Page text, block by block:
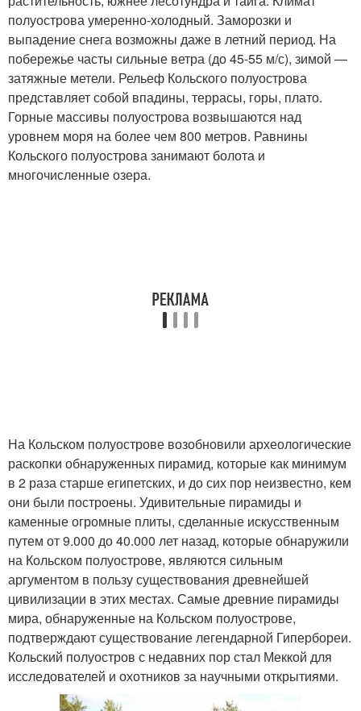
полуострова умеренно-холодный. Заморозки и
выпадение снега возможны даже в летний период. На
побережье часты сильные ветра (до 45-55 м/с), зимой —
затяжные метели. Рельеф Кольского полуострова
представляет собой впадины, террасы, горы, плато.
Горные массивы полуострова возвышаются над
уровнем моря на более чем 800 метров. Равнины
Кольского полуострова занимают болота и
многочисленные озера.
На Кольском полуострове возобновили археологические
раскопки обнаруженных пирамид, которые как минимум
в 2 раза старше египетских, и до сих пор неизвестно, кем
они были построены. Удивительные пирамиды и
каменные огромные плиты, сделанные искусственным
путем от 9.000 до 40.000 лет назад, которые обнаружили
на Кольском полуострове, являются сильным
аргументом в пользу существования древнейшей
цивилизации в этих местах. Самые древние пирамиды
мира, обнаруженные на Кольском полуострове,
подтверждают существование легендарной Гипербореи.
Кольский полуостров с недавних пор стал Меккой для
исследователей и охотников за научными открытиями.